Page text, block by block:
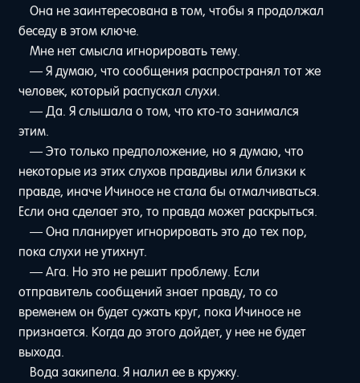
Она не заинтересована в том, чтобы я продолжал
беседу в этом ключе.
Мне нет смысла игнорировать тему.
— Я думаю, что сообщения распространял тот же
человек, который распускал слухи.
— Да. Я слышала о том, что кто-то занимался
этим.
— Это только предположение, но я думаю, что
некоторые из этих слухов правдивы или близки к
правде, иначе Ичиносе не стала бы отмалчиваться.
Если она сделает это, то правда может раскрыться.
— Она планирует игнорировать это до тех пор,
пока слухи не утихнут.
— Ага. Но это не решит проблему. Если
отправитель сообщений знает правду, то со
временем он будет сужать круг, пока Ичиносе не
признается. Когда до этого дойдет, у нее не будет
выхода.
Вода закипела. Я налил ее в кружку.